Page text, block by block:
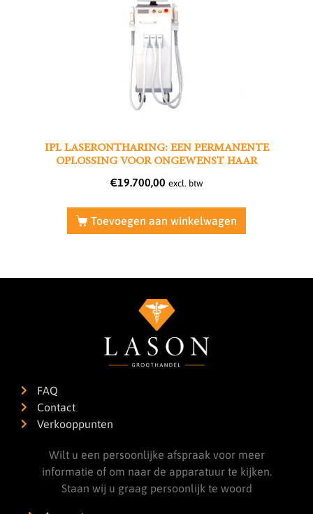
IPL LASERONTHARING: EEN PERMANENTE
OPLOSSING VOOR ONGEWENST HAAR
€19.700,00 excl. btw
Toevoegen aan winkelwagen
FAQ
Contact
Verkooppunten
Wilt u een persoonlijke afspraak voor meer
informatie of om naar de apparatuur te kijken.
Staan wij u graag persoonlijk te woord